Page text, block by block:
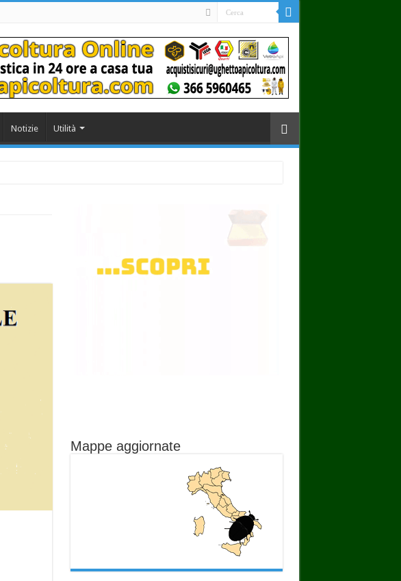
Notizie Utilità
Mappe aggiornate